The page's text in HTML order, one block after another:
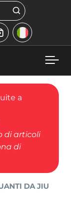
Cerca
a
di articoli
di
DA JIU